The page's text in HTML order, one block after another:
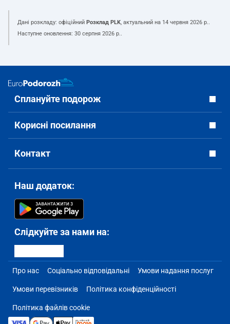
Дані розкладу: офіційний Розклад PLK, актуальний на 14 червня 2026 р..
Наступне оновлення: 30 серпня 2026 р..
Сплануйте подорож
Корисні посилання
Контакт
Наш додаток:
Слідкуйте за нами на:
Про нас Соціально відповідальні Умови надання послуг
Умови перевізників Політика конфіденційності
Політика файлів cookie